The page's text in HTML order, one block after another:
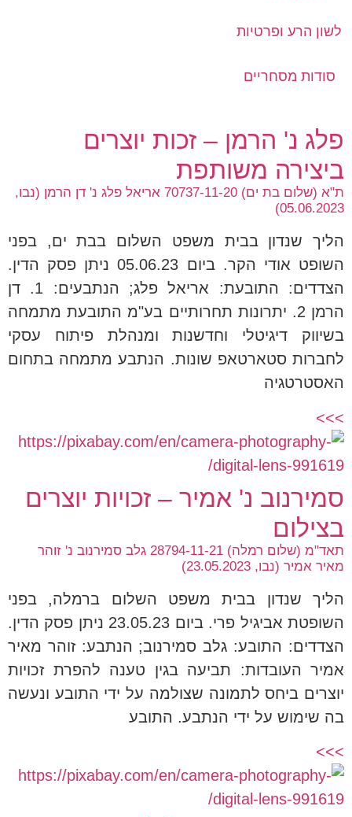
לשון הרע ופרטיות
סודות מסחריים
פלג נ' הרמן – זכות יוצרים
ביצירה משותפת
ת"א (שלום בת ים) 70737-11-20 אריאל פלג נ' דן הרמן (נבו,
05.06.2023)
הליך שנדון בבית משפט השלום בבת ים, בפני
השופט אודי הקר. ביום 05.06.23 ניתן פסק הדין.
הצדדים: התובעת: אריאל פלג; הנתבעים: 1. דן
הרמן 2. יתרונות תחרותיים בע"מ התובעת מתמחה
בשיווק דיגיטלי וחדשנות ומנהלת פיתוח עסקי
לחברות סטארטאפ שונות. הנתבע מתמחה בתחום
האסטרטגיה
>>>
סמירנוב נ' אמיר – זכויות יוצרים
בצילום
תאד"מ (שלום רמלה) 28794-11-21 גלב סמירנוב נ' זוהר
מאיר אמיר (נבו, 23.05.2023)
הליך שנדון בבית משפט השלום ברמלה, בפני
השופטת אביגיל פרי. ביום 23.05.23 ניתן פסק הדין.
הצדדים: התובע: גלב סמירנוב; הנתבע: זוהר מאיר
אמיר העובדות: תביעה בגין טענה להפרת זכויות
יוצרים ביחס לתמונה שצולמה על ידי התובע ונעשה
בה שימוש על ידי הנתבע. התובע
>>>